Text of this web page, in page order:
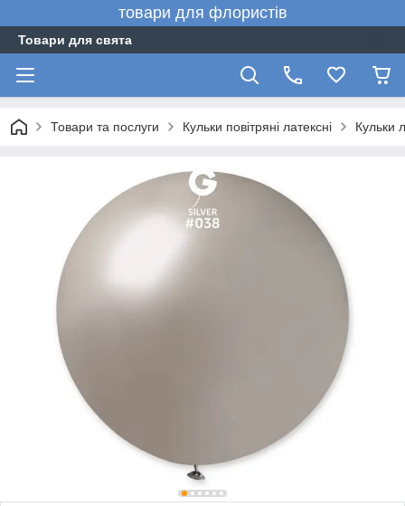
товари для флористів
Товари для свята
Товари та послуги Кульки повітряні латексні Кульки